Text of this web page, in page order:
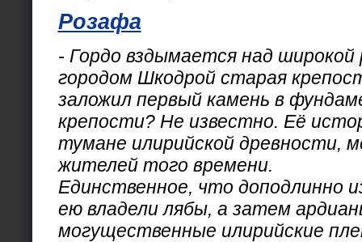
Розафа
- Гордо вздымается над широкой
городом Шкодрой старая
заложил первый камень в
крепости? Не известно. Её
тумане илирийской древности,
жителей того времени.
Единственное, что доподлинно
ею владели лябы, а затем
могущественные илирийские